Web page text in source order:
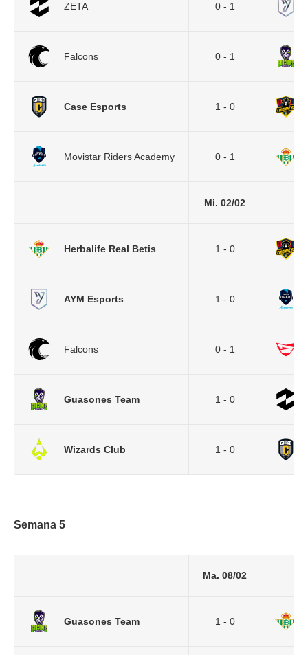
ZETA 0 - 1
Falcons 0 - 1
Case Esports 1 - 0
Movistar Riders Academy 0 - 1
Mi. 02/02
Herbalife Real Betis 1 - 0
AYM Esports 1 - 0
Falcons 0 - 1
Guasones Team 1 - 0
Wizards Club 1 - 0
Semana 5
Ma. 08/02
Guasones Team 1 - 0